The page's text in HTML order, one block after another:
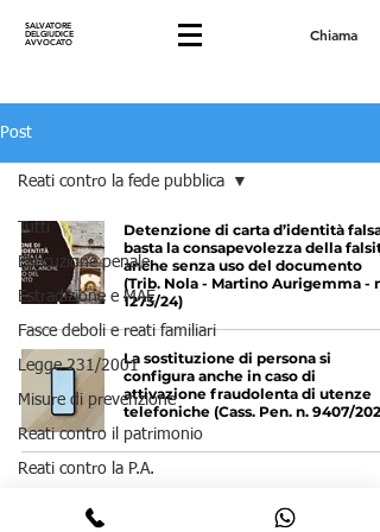
SALVATORE
DELGIUDICE
AVVOCATO Chiama
Post
Tutti
Esecuzione penale
Estradizione e MAE
Fasce deboli e reati familiari
Legge 231/2001
Misure di prevenzione
Reati contro il patrimonio
Reati contro la P.A.
Reati contro la persona
Reati contro la fede pubblica
Detenzione di carta d’identità falsa:
basta la consapevolezza della
anche senza uso del documento
(Trib. Nola - Martino Aurigemma - n.
1273/24)
La sostituzione di persona si
configura anche in caso di
attivazione fraudolenta di utenze
telefoniche (Cass. Pen. n. 9407/